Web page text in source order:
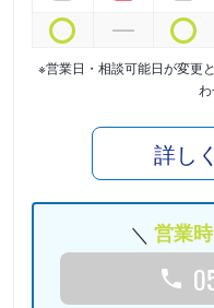
※営業日・相談可能日が変更
詳し
営業